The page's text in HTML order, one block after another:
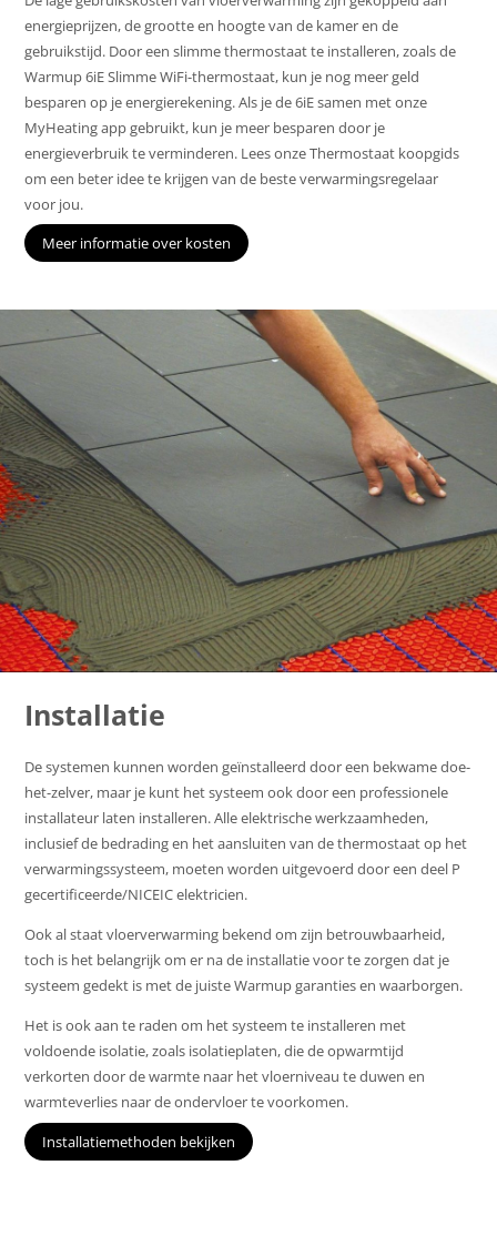
energieprijzen, de grootte en hoogte van de kamer en de
gebruikstijd. Door een slimme thermostaat te installeren, zoals de
Warmup 6iE Slimme WiFi-thermostaat, kun je nog meer geld
besparen op je energierekening. Als je de 6iE samen met onze
MyHeating app gebruikt, kun je meer besparen door je
energieverbruik te verminderen. Lees onze Thermostaat koopgids
om een beter idee te krijgen van de beste verwarmingsregelaar
voor jou.
Meer informatie over kosten
Installatie
De systemen kunnen worden geïnstalleerd door een bekwame doe-
het-zelver, maar je kunt het systeem ook door een professionele
installateur laten installeren. Alle elektrische werkzaamheden,
inclusief de bedrading en het aansluiten van de thermostaat op het
verwarmingssysteem, moeten worden uitgevoerd door een deel P
gecertificeerde/NICEIC elektricien.
Ook al staat vloerverwarming bekend om zijn betrouwbaarheid,
toch is het belangrijk om er na de installatie voor te zorgen dat je
systeem gedekt is met de juiste Warmup garanties en waarborgen.
Het is ook aan te raden om het systeem te installeren met
voldoende isolatie, zoals isolatieplaten, die de opwarmtijd
verkorten door de warmte naar het vloerniveau te duwen en
warmteverlies naar de ondervloer te voorkomen.
Installatiemethoden bekijken